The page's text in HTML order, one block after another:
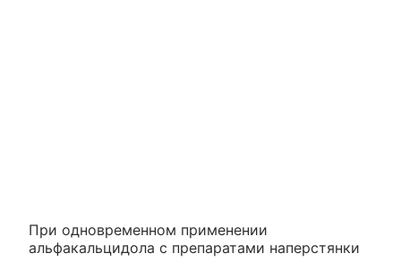
При одновременном применении
альфакальцидола с препаратами наперстянки